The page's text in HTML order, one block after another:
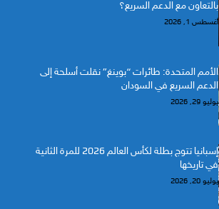
بالتعاون مع الدعم السريع؟
أغسطس 1, 2026
الأمم المتحدة: طائرات “بوينغ” نقلت أسلحة إلى
الدعم السريع في السودان
يوليو 29, 2026
إسبانيا تتوج بطلة لكأس العالم 2026 للمرة الثانية
في تاريخها
يوليو 20, 2026